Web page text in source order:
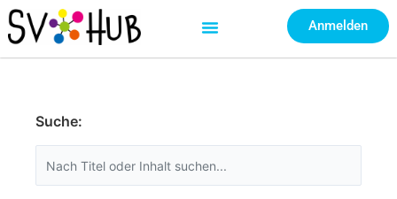
Zum
Inhalt
Anmelden
Suche: